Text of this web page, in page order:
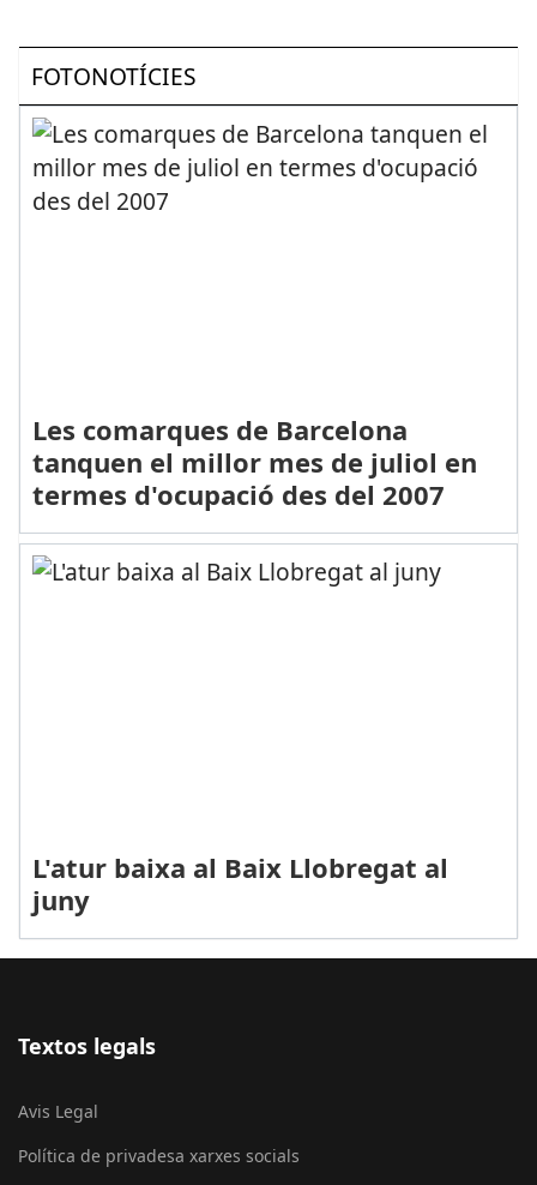
FOTONOTÍCIES
Les comarques de Barcelona
tanquen el millor mes de juliol en
termes d'ocupació des del 2007
L'atur baixa al Baix Llobregat al
juny
Textos legals
Avis Legal
Política de privadesa xarxes socials